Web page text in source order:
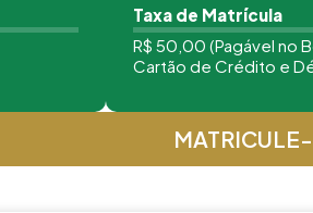
Taxa de Matrícula
R$ 50,00 (Pagável no
Cartão de Crédito e